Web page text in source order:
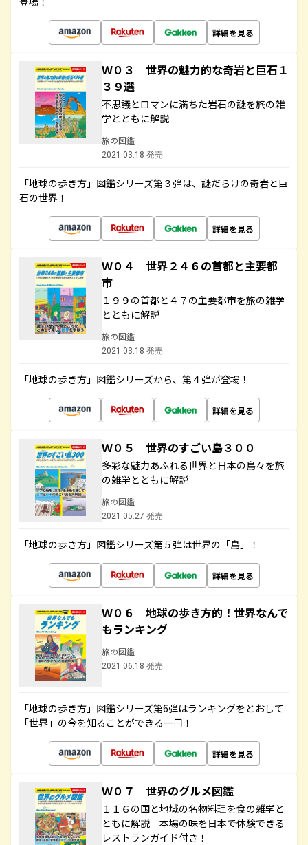
詳細を見る
Ｗ０３ 世界の魅力的な奇岩と巨石１
３９選
不思議とロマンに満ちた岩石の謎を旅の雑
学とともに解説
旅の図鑑
2021.03.18 発売
「地球の歩き方」図鑑シリーズ第３弾は、謎だらけの奇岩と巨
石の世界！
詳細を見る
Ｗ０４ 世界２４６の首都と主要都
市
１９９の首都と４７の主要都市を旅の雑学
とともに解説
旅の図鑑
2021.03.18 発売
「地球の歩き方」図鑑シリーズから、第４弾が登場！
詳細を見る
Ｗ０５ 世界のすごい島３００
多彩な魅力あふれる世界と日本の島々を旅
の雑学とともに解説
旅の図鑑
2021.05.27 発売
「地球の歩き方」図鑑シリーズ第５弾は世界の「島」！
詳細を見る
Ｗ０６ 地球の歩き方的！世界なんで
もランキング
旅の図鑑
2021.06.18 発売
「地球の歩き方」図鑑シリーズ第6弾はランキングをとおして
「世界」の今を知ることができる一冊！
詳細を見る
Ｗ０７ 世界のグルメ図鑑
１１６の国と地域の名物料理を食の雑学と
ともに解説 本場の味を日本で体験できる
レストランガイド付き！